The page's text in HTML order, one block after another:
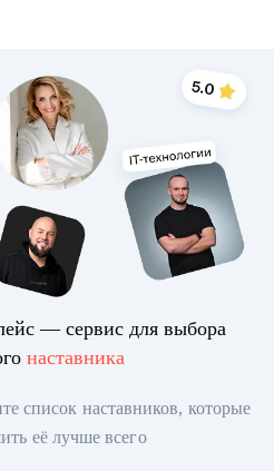
— сервис для выбора
наставника
список наставников, которые
её лучше всего